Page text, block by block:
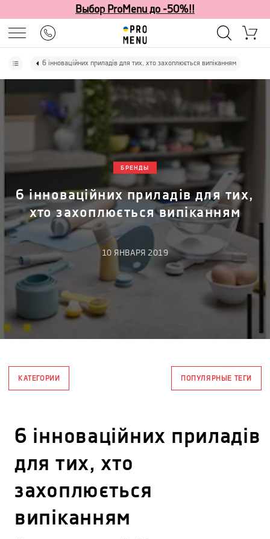
Выбор ProMenu до -50%!!
6 інноваційних приладів для тих, хто захоплюється випіканням
БРЕНДЫ
6 інноваційних приладів для тих,
хто захоплюється випіканням
10 ЯНВАРЯ 2019
КАТЕГОРИИ ПОПУЛЯРНЫЕ ТЕГИ
6 інноваційних приладів
для тих, хто
захоплюється
випіканням